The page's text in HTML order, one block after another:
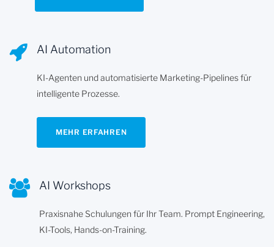
AI Automation
KI-Agenten und automatisierte Marketing-Pipelines für
intelligente Prozesse.
MEHR ERFAHREN
AI Workshops
Praxisnahe Schulungen für Ihr Team. Prompt Engineering,
KI-Tools, Hands-on-Training.